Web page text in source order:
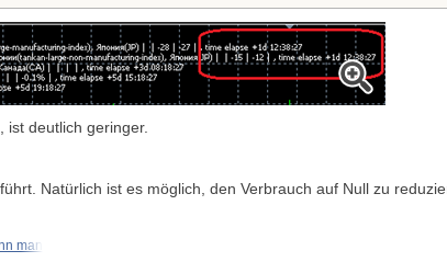
ist deutlich geringer.
Natürlich ist es möglich, den Verbrauch auf Null zu
man